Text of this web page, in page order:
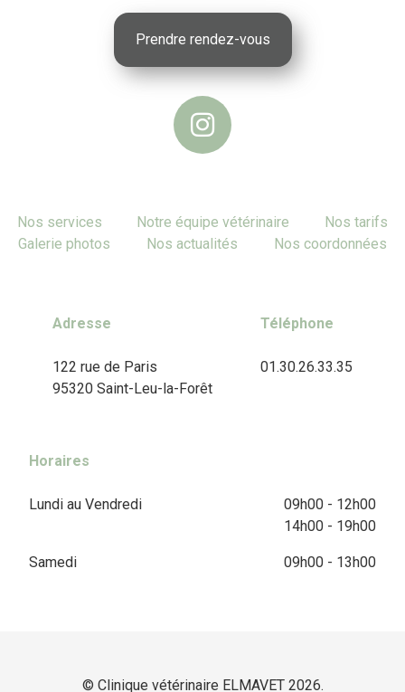
Prendre rendez-vous
Nos services Notre équipe vétérinaire
Nos tarifs
Galerie photos
Nos actualités Nos coordonnées
Adresse
122 rue de Paris
95320 Saint-Leu-la-Forêt
Téléphone
01.30.26.33.35
Horaires
Lundi au Vendredi
09h00 - 12h00
14h00 - 19h00
Samedi 09h00 - 13h00
© Clinique vétérinaire ELMAVET 2026.